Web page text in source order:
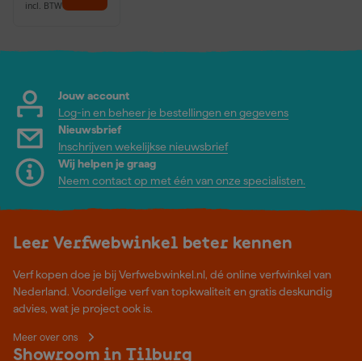
incl. BTW
Jouw account
Log-in en beheer je bestellingen en gegevens
Nieuwsbrief
Inschrijven wekelijkse nieuwsbrief
Wij helpen je graag
Neem contact op met één van onze specialisten.
Leer Verfwebwinkel beter kennen
Verf kopen doe je bij Verfwebwinkel.nl, dé online verfwinkel van
Nederland. Voordelige verf van topkwaliteit en gratis deskundig
advies, wat je project ook is.
Meer over ons
Showroom in Tilburg